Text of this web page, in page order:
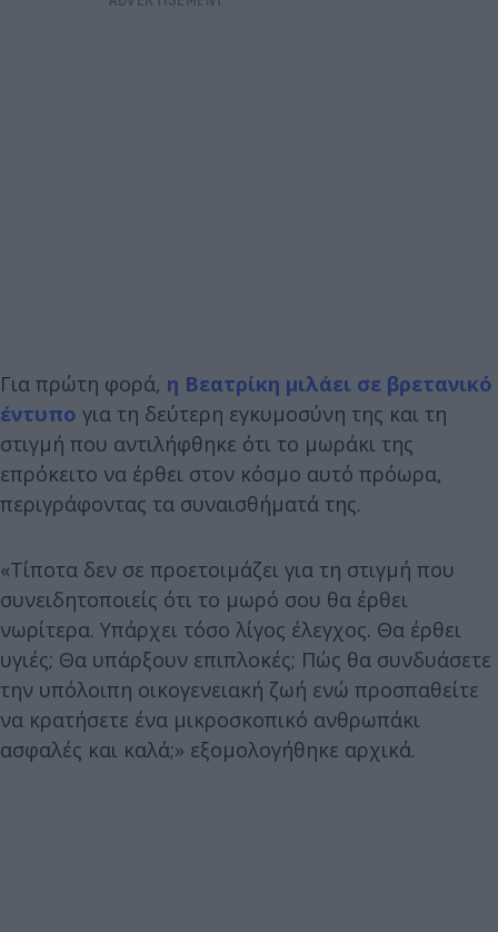
Για πρώτη φορά, η Βεατρίκη μιλάει σε βρετανικό
έντυπο για τη δεύτερη εγκυμοσύνη της και τη
στιγμή που αντιλήφθηκε ότι το μωράκι της
επρόκειτο να έρθει στον κόσμο αυτό πρόωρα,
περιγράφοντας τα συναισθήματά της.
«Τίποτα δεν σε προετοιμάζει για τη στιγμή που
συνειδητοποιείς ότι το μωρό σου θα έρθει
νωρίτερα. Υπάρχει τόσο λίγος έλεγχος. Θα έρθει
υγιές; Θα υπάρξουν επιπλοκές; Πώς θα συνδυάσετε
την υπόλοιπη οικογενειακή ζωή ενώ προσπαθείτε
να κρατήσετε ένα μικροσκοπικό ανθρωπάκι
ασφαλές και καλά;» εξομολογήθηκε αρχικά.